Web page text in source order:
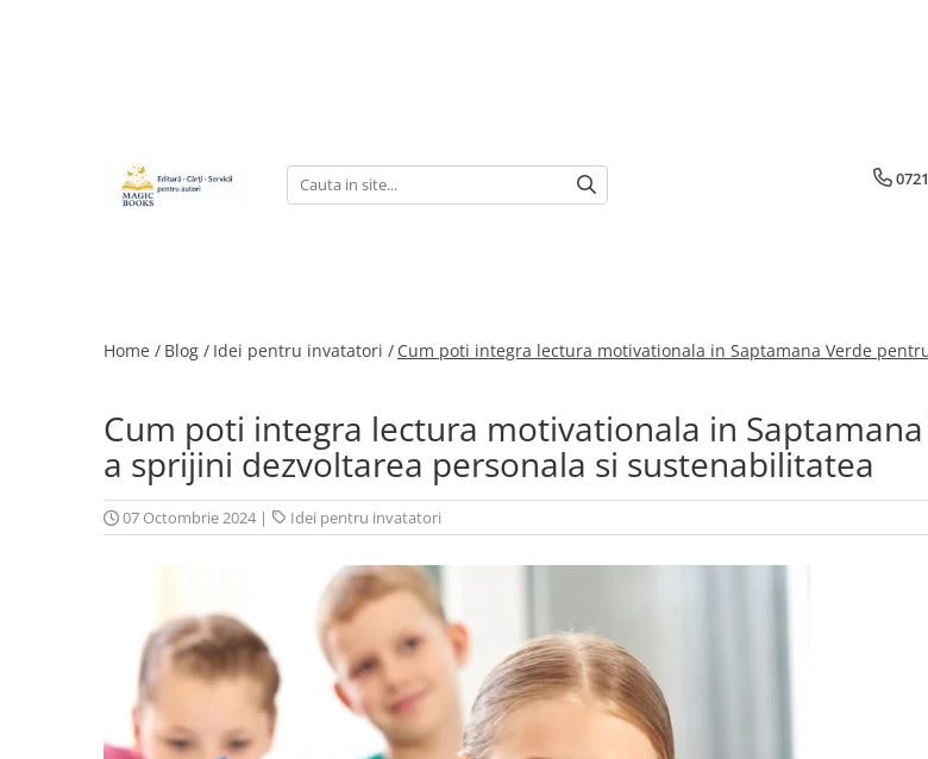
Pachete de carti
Caiete de lucru
Carte online pentru copii
Home / Blog / Idei pentru invatatori / Cum poti integra lectura motivationala in Saptamana Verde
Cum poti integra lectura motivationala in
a sprijini dezvoltarea personala si sustenabilitatea
07 Octombrie 2024 | Idei pentru invatatori